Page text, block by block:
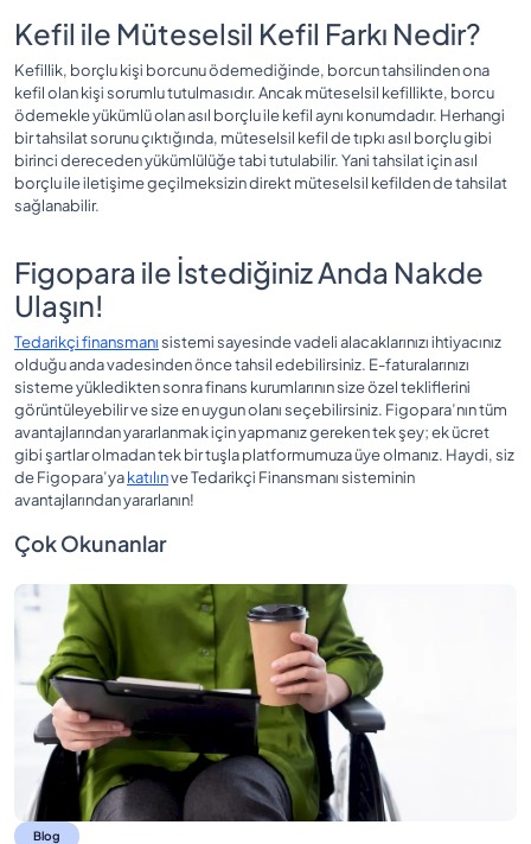
Kefil ile Müteselsil Kefil Farkı Nedir?
Kefillik, borçlu kişi borcunu ödemediğinde, borcun tahsilinden ona
kefil olan kişi sorumlu tutulmasıdır. Ancak müteselsil kefillikte, borcu
ödemekle yükümlü olan asıl borçlu ile kefil aynı konumdadır. Herhangi
bir tahsilat sorunu çıktığında, müteselsil kefil de tıpkı asıl borçlu gibi
birinci dereceden yükümlülüğe tabi tutulabilir. Yani tahsilat için asıl
borçlu ile iletişime geçilmeksizin direkt müteselsil kefilden de tahsilat
sağlanabilir.
Figopara ile İstediğiniz Anda Nakde
Ulaşın!
Tedarikçi finansmanısistemi sayesinde vadeli alacaklarınızı ihtiyacınız
olduğu anda vadesinden önce tahsil edebilirsiniz. E-faturalarınızı
sisteme yükledikten sonra finans kurumlarının size özel tekliflerini
görüntüleyebilir ve size en uygun olanı seçebilirsiniz. Figopara’nın tüm
avantajlarından yararlanmak için yapmanız gereken tek şey; ek ücret
gibi şartlar olmadan tek bir tuşla platformumuza üye olmanız. Haydi, siz
de Figopara’yakatılınve Tedarikçi Finansmanı sisteminin
avantajlarından yararlanın!
Çok Okunanlar
Blog